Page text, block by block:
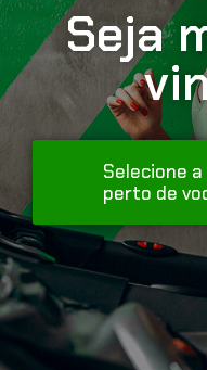
Seja
Selecione
perto de